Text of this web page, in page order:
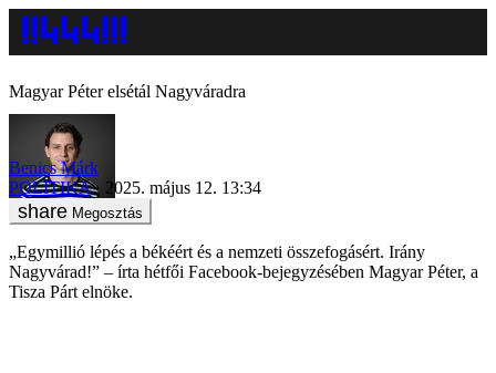
Magyar Péter elsétál Nagyváradra
Benics Márk
POLITIKA
2025. május 12. 13:34
Megosztás
„Egymillió lépés a békéért és a nemzeti összefogásért. Irány
Nagyvárad!” – írta hétfői Facebook-bejegyzésében Magyar Péter, a
Tisza Párt elnöke.